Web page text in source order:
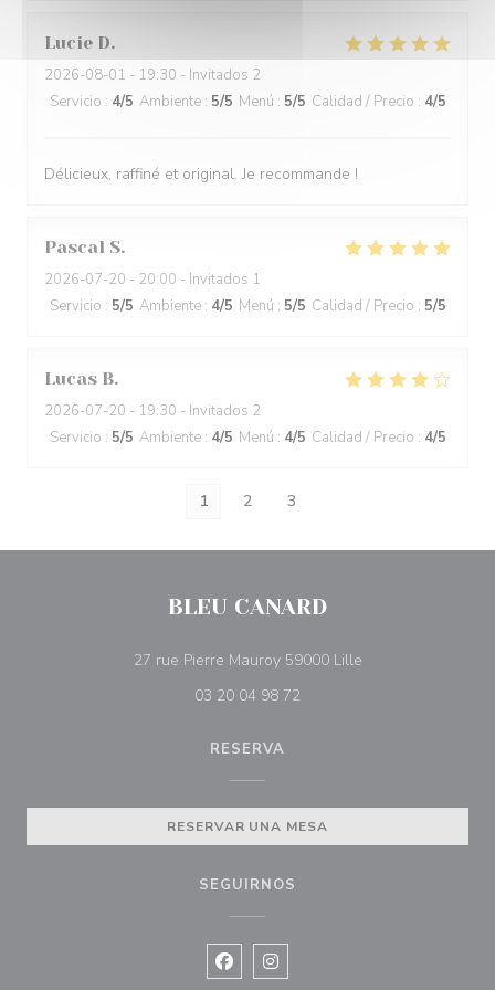
Lucie D
2026-08-01 - 19:30 - Invitados 2
Servicio : 4/5 Ambiente : 5/5 Menú : 5/5 Calidad / Precio : 4/5
Délicieux, raffiné et original. Je recommande !
Pascal S
2026-07-20 - 20:00 - Invitados 1
Servicio : 5/5 Ambiente : 4/5 Menú : 5/5 Calidad / Precio : 5/5
Lucas B
2026-07-20 - 19:30 - Invitados 2
Servicio : 5/5 Ambiente : 4/5 Menú : 4/5 Calidad / Precio : 4/5
1 2 3
BLEU CANARD
27 rue Pierre Mauroy 59000 Lille((abre en una
03 20 04 98 72
RESERVA
RESERVAR UNA MESA
SEGUIRNOS
Facebook ((abre en una nueva
Instagram ((abre en una